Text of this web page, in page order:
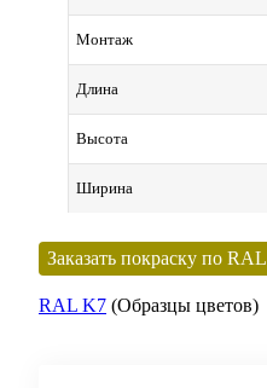
Монтаж
Длина
Высота
Ширина
Заказать покраску по RAL
RAL K7 (Образцы цветов)